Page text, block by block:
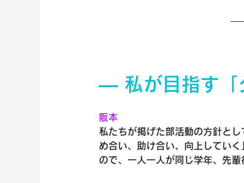
― 私が目指す「
阪本
私たちが掲げた部活動の方針と
め合い、助け合い、向上してい
ので、一人一人が同じ学年、先